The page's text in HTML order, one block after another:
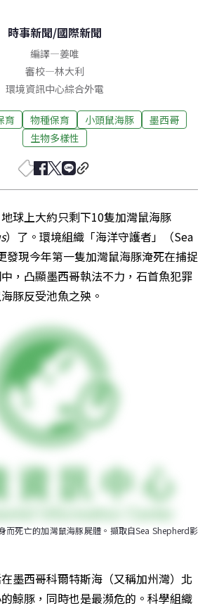
時事新聞/國際新聞
編譯—姜唯
審校—林大利
環境資訊中心綜合外電
育 物種保育 小頭鼠海豚
墨西哥
生物多樣性
球上大約只剩下10隻加灣鼠海豚
）了。環境組織「海洋守護者」（Sea
發現今年第一隻加灣鼠海豚淹死在捕捉
，凸顯墨西哥執法不力，石首魚犯罪
豚反受池魚之殃。
而死亡的加灣鼠海豚屍體。擷取自Sea Shepherd影
墨西哥科爾特斯海（又稱加州灣）北
鯨豚，同時也是最瀕危的。科學組織